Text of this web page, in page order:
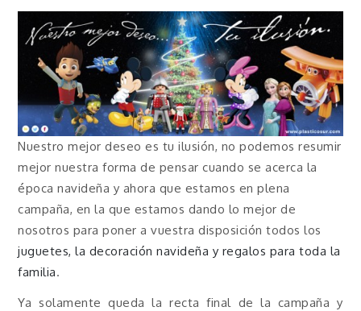
Nuestro mejor deseo es tu ilusión, no podemos resumir
mejor nuestra forma de pensar cuando se acerca la
época navideña y ahora que estamos en plena
campaña, en la que estamos dando lo mejor de
nosotros para poner a vuestra disposición todos los
juguetes, la decoración navideña y regalos para toda la
familia.
Ya solamente queda la recta final de la campaña y